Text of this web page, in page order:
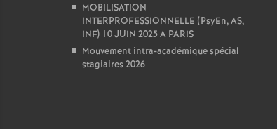
MOBILISATION
INTERPROFESSIONNELLE (PsyEn, AS,
INF) 10 JUIN 2025 A PARIS
Mouvement intra-académique spécial
stagiaires 2026